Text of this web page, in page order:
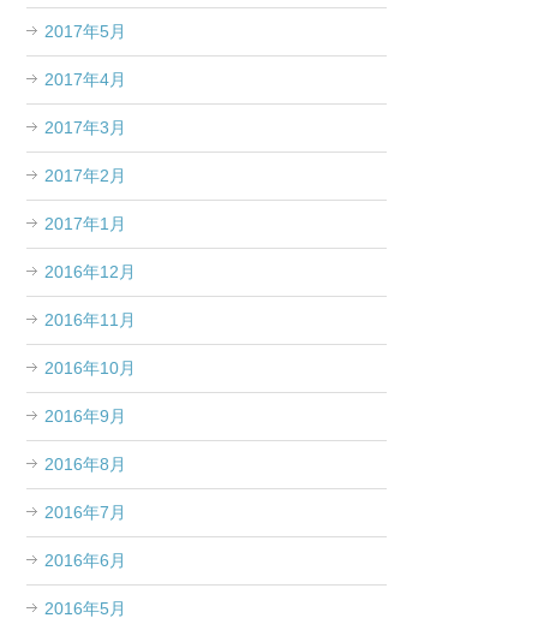
2017年5月
2017年4月
2017年3月
2017年2月
2017年1月
2016年12月
2016年11月
2016年10月
2016年9月
2016年8月
2016年7月
2016年6月
2016年5月